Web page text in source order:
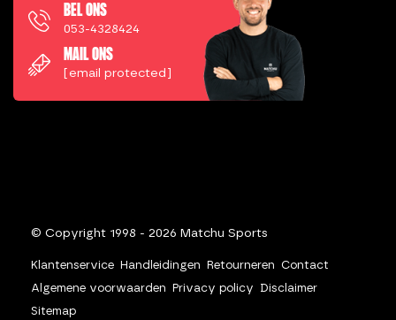
BEL ONS
053-4328424
MAIL ONS
[email protected]
© Copyright 1998 - 2026 Matchu Sports
Klantenservice Handleidingen Retourneren Contact
Algemene voorwaarden Privacy policy Disclaimer
Sitemap